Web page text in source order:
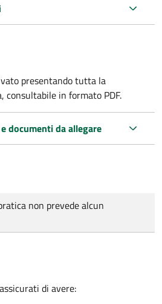
presentando tutta la
consultabile in formato PDF.
documenti da allegare
non prevede alcun
di avere: